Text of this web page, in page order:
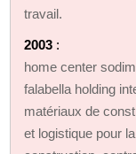
travail.
2003 :
home center
falabella holding
matériaux de
et logistique pour